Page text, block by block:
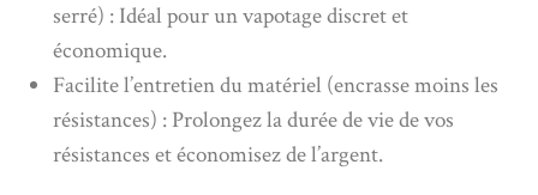
serré) : Idéal pour un vapotage discret et
économique.
Facilite l’entretien du matériel (encrasse moins les
résistances) : Prolongez la durée de vie de vos
résistances et économisez de l’argent.